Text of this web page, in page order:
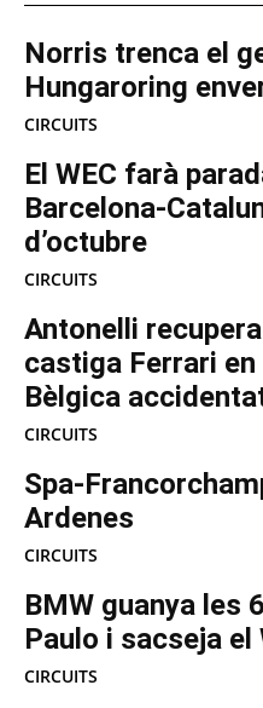
Norris trenca el
Hungaroring
CIRCUITS
El WEC farà
Barcelona-
d’octubre
CIRCUITS
Antonelli
castiga Ferrari en
Bèlgica
CIRCUITS
Spa-
Ardenes
CIRCUITS
BMW guanya les
Paulo i sacseja el
CIRCUITS